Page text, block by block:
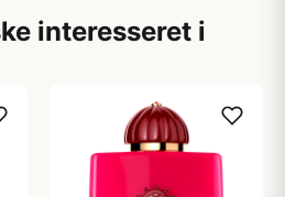
interesseret i